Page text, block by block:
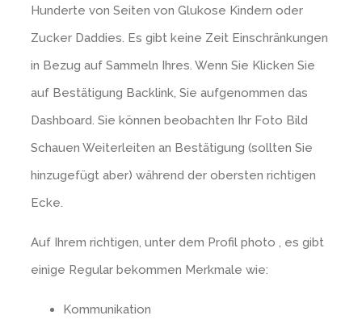
Hunderte von Seiten von Glukose Kindern oder
Zucker Daddies. Es gibt keine Zeit Einschränkungen
in Bezug auf Sammeln Ihres. Wenn Sie Klicken Sie
auf Bestätigung Backlink, Sie aufgenommen das
Dashboard. Sie können beobachten Ihr Foto Bild
Schauen Weiterleiten an Bestätigung (sollten Sie
hinzugefügt aber) während der obersten richtigen
Ecke.
Auf Ihrem richtigen, unter dem Profil photo , es gibt
einige Regular bekommen Merkmale wie:
Kommunikation